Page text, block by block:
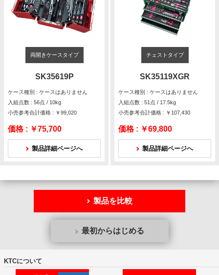
両開きケースタイプ
SK35619P
ケース種別 : ケースはありません
入組点数 : 56点 / 10kg
小売参考合計価格 : ￥99,020
価格 : ￥75,700
製品詳細ページへ
チェストタイプ
SK35119XGR
ケース種別 : ケースはありません
入組点数 : 51点 / 17.5kg
小売参考合計価格 : ￥107,430
価格 : ￥69,800
製品詳細ページへ
製品を比較
最初からはじめる
KTCについて